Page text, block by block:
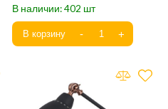
402